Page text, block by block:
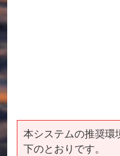
本システムの推奨環
下のとおりです。